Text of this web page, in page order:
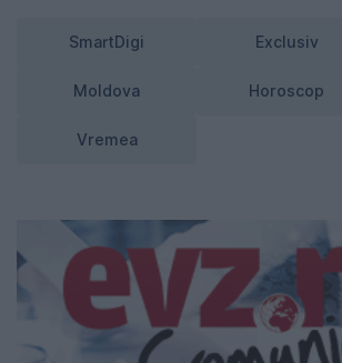
SmartDigi Exclusiv
Moldova Horoscop
Vremea